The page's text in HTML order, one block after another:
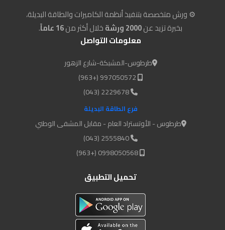
⚙️ ورش متخصصة بتنفيذ أنظمة الكاميرات والطاقة البديلة،
بخبرة تزيد عن2000 ورشة خلال أكثر من16 عاماً
.
معلومات التواصل
طرطوس-المشبكة-شارع الزهور
2229678 (043)
فرع الطاقة البديلة
طرطوس - الأوتستراد العام - مقابل المشفى الوطني
2555840 (043)
تحميل التطبيق